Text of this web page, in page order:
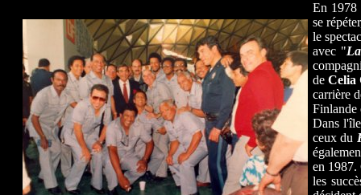
En 1978
se
le
avec "
deCelia
carrière
Dans
ceux du
en 1987.
les